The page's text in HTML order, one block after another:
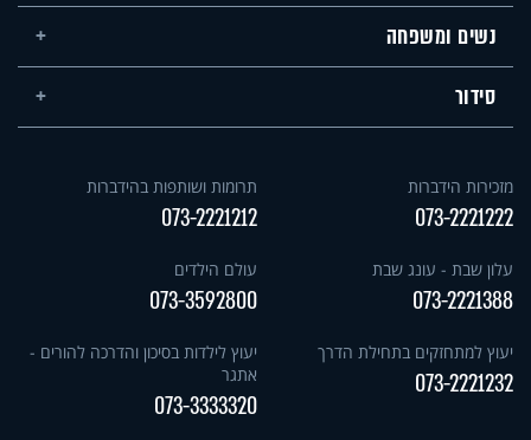
נשים ומשפחה
סידור
מזכירות הידברות
073-2221222
תרומות ושותפות בהידברות
073-2221212
עלון שבת - עונג שבת
073-2221388
עולם הילדים
073-3592800
יעוץ למתחזקים בתחילת הדרך
073-2221232
יעוץ לילדות בסיכון והדרכה להורים -
אתגר
073-3333320